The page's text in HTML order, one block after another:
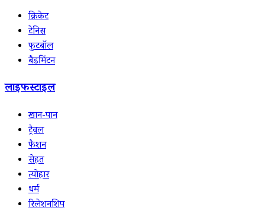
क्रिकेट
टेनिस
फुटबॉल
बैडमिंटन
लाइफस्टाइल
खान-पान
ट्रैवल
फैशन
सेहत
त्योहार
धर्म
रिलेशनशिप